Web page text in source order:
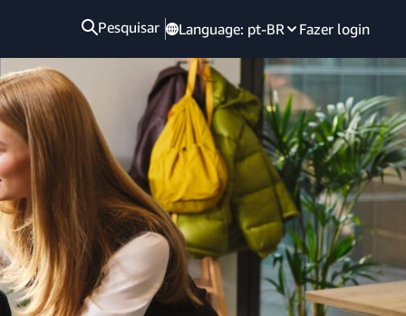
Pesquisar Language: pt-BR Fazer login